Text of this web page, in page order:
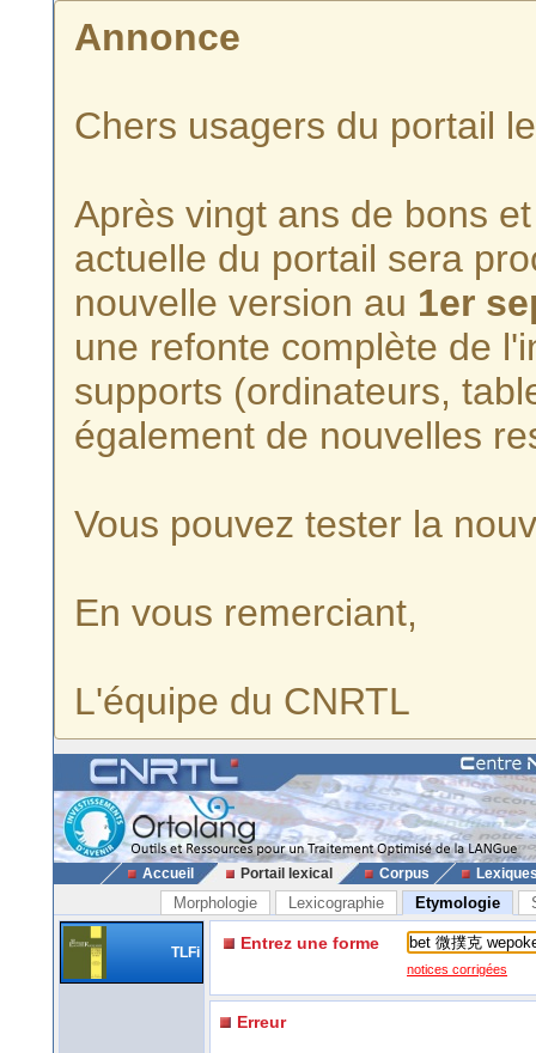
Annonce
Chers usagers du portail
Après vingt ans de bons
actuelle du portail sera
nouvelle version au 1er
une refonte complète de
supports (ordinateurs,
également de nouvelles
Vous pouvez tester la
En vous remerciant,
L'équipe du CNRTL
Accueil Portail lexical Corpus
Morphologie Lexicographie Etymologie
TLFi Entrez une forme
notices corrigées
Erreur